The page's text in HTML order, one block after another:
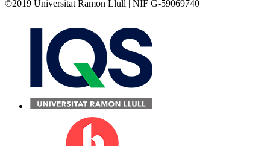
©2019 Universitat Ramon Llull | NIF G-59069740